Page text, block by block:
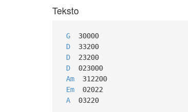
Teksto
G30000
D33200
D23200
D023000
Am312200
Em02022
A03220